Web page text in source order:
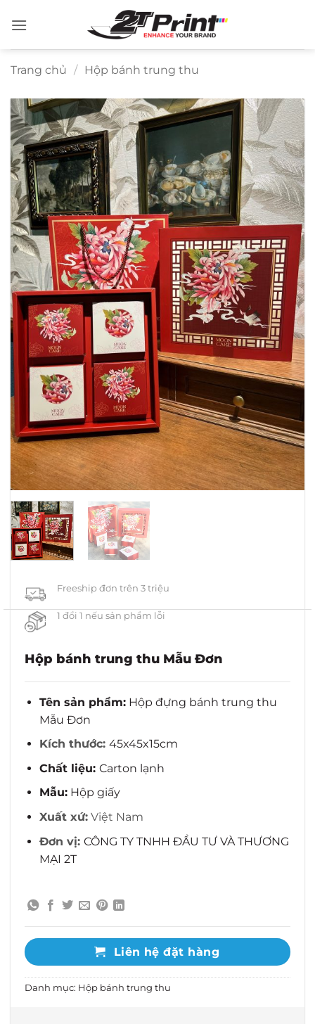
qua
Trang chủ / Hộp bánh trung thu
Freeship đơn trên 3 triệu
1 đổi 1 nếu sản phẩm lỗi
Hộp bánh trung thu Mẫu Đơn
Tên sản phẩm:Hộp đựng bánh trung thu
Mẫu Đơn
Kích thước: 45x45x15cm
Chất liệu: Carton lạnh
Mẫu:Hộp giấy
Xuất xứ:Việt Nam
Đơn vị: CÔNG TY TNHH ĐẦU TƯ VÀ THƯƠNG
MẠI 2T
Liên hệ đặt hàng
Danh mục: Hộp bánh trung thu